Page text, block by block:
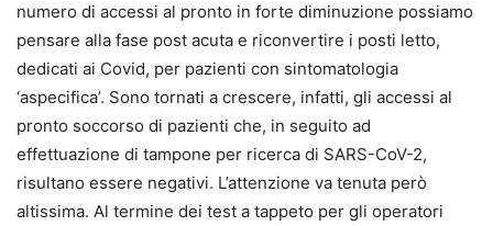
numero di accessi al pronto in forte diminuzione possiamo
pensare alla fase post acuta e riconvertire i posti letto,
dedicati ai Covid, per pazienti con sintomatologia
‘aspecifica’. Sono tornati a crescere, infatti, gli accessi al
pronto soccorso di pazienti che, in seguito ad
effettuazione di tampone per ricerca di SARS-CoV-2,
risultano essere negativi. L’attenzione va tenuta però
altissima. Al termine dei test a tappeto per gli operatori